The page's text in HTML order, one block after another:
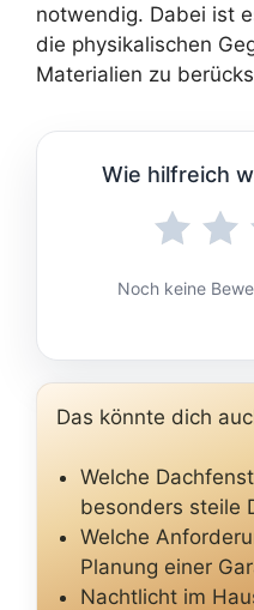
notwendig. Dabei ist
die physikalischen
Materialien zu
Wie hilfreich
Noch keine
Das könnte dich
Welche
besonders steile
Welche
Planung einer
Nachtlicht im